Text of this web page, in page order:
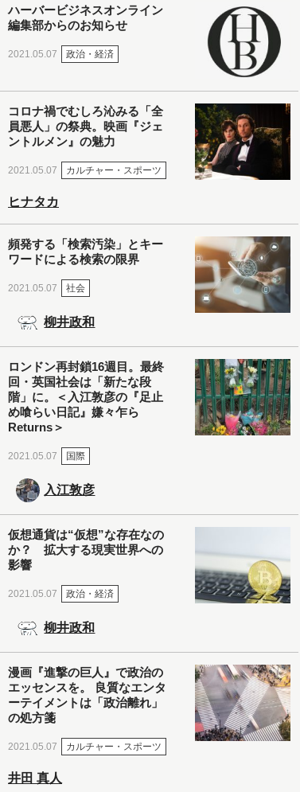
ハーバービジネスオンライン
編集部からのお知らせ
2021.05.07 政治・経済
コロナ禍でむしろ沁みる「全
員悪人」の祭典。映画『ジェ
ントルメン』の魅力
2021.05.07 カルチャー・スポーツ
ヒナタカ
頻発する「検索汚染」とキー
ワードによる検索の限界
2021.05.07 社会
柳井政和
ロンドン再封鎖16週目。最終
回・英国社会は「新たな段
階」に。＜入江敦彦の『足止
め喰らい日記』嫌々乍ら
Returns＞
2021.05.07 国際
入江敦彦
仮想通貨は“仮想”な存在なの
か？ 拡大する現実世界への
影響
2021.05.07 政治・経済
柳井政和
漫画『進撃の巨人』で政治の
エッセンスを。 良質なエンタ
ーテイメントは「政治離れ」
の処方箋
2021.05.07 カルチャー・スポーツ
井田 真人